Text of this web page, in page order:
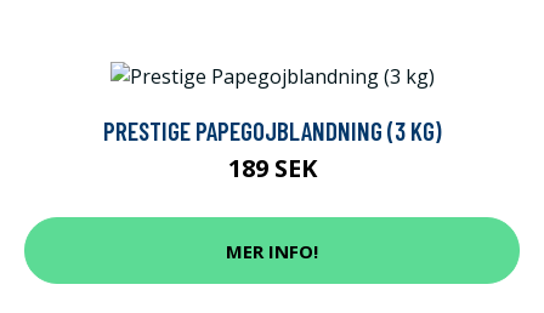
PRESTIGE PAPEGOJBLANDNING (3 KG)
189 SEK
MER INFO!